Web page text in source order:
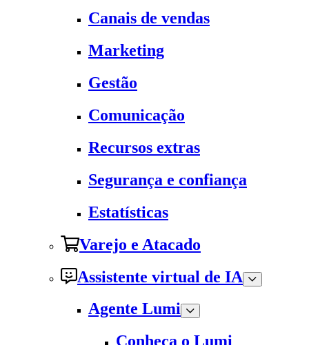
Canais de vendas
Marketing
Gestão
Comunicação
Recursos extras
Segurança e confiança
Estatísticas
Varejo e Atacado
Assistente virtual de IA
Agente Lumi
Conheça o Lumi